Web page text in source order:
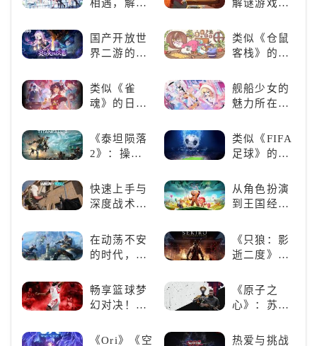
中！
相遇，解锁
的魅力
解谜游戏
丘》
国产开放世
界二游的里
神》
类似《仓鼠
客栈》的萌
荐！快来养
赛博宠物
类似《雀
魂》的日系
好看的ACG
看板娘们等
舰船少女的
魅力所在：
线》
《泰坦陨落
2》：操控
未来战场；
跑酷突袭，
类似《FIFA
足球》的足
荐！快来赢
得世界冠军
快速上手与
深度战术兼
六号M》是
否值得入
手？
从角色扮演
到王国经
游为何能俘
获玩家心？
在动荡不安
的时代，踏
《只狼：影
逝二度》：
魄的忍者之
旅
畅享篮球梦
幻对决！
2K24梦幻球
《原子之
心》：苏联
游戏盛宴与
《Ori》《空
热爱与挑战